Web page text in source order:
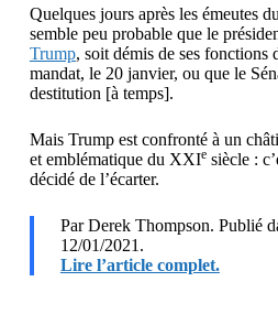
Quelques jours après les émeutes
semble peu probable que le
Trump, soit démis de ses fonctions
mandat, le 20 janvier, ou que le
destitution [à temps].
Mais Trump est confronté à un
et emblématique du XXIesiècle :
décidé de l’écarter.
Par Derek Thompson. Publié
12/01/2021.
Lire l’article complet.